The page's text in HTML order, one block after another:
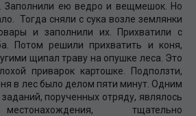
Заполнили ею ведро и вещмешок. Но
Тогда сняли с сука возле землянки
и заполнили их. Прихватили с
Потом решили прихватить и коня,
щипал траву на опушке леса. Это
приварок картошке. Подползти,
в лес было делом пяти минут. Одним
порученных отряду, являлось
тщательно